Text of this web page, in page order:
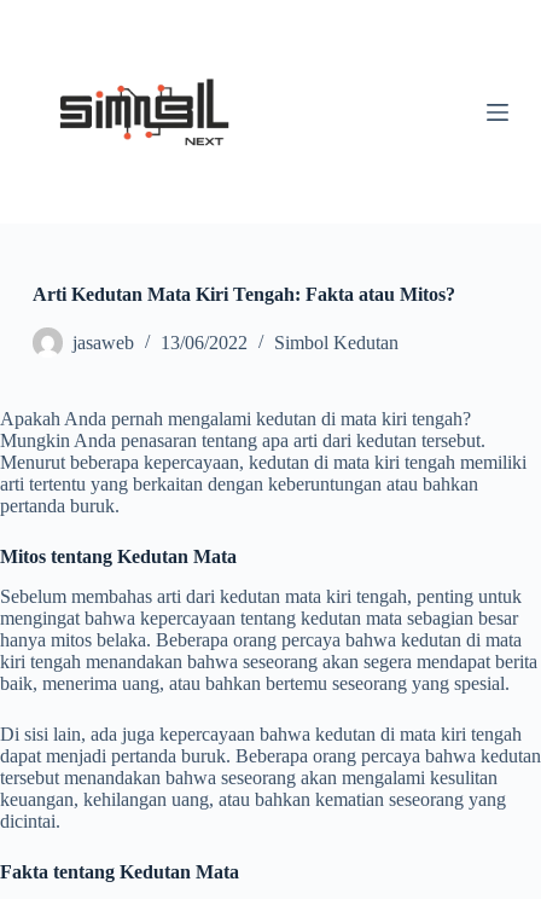
Arti Kedutan Mata Kiri Tengah: Fakta atau Mitos?
jasaweb 13/06/2022 Simbol Kedutan
Apakah Anda pernah mengalami kedutan di mata kiri tengah?
Mungkin Anda penasaran tentang apa arti dari kedutan tersebut.
Menurut beberapa kepercayaan, kedutan di mata kiri tengah memiliki
arti tertentu yang berkaitan dengan keberuntungan atau bahkan
pertanda buruk.
Mitos tentang Kedutan Mata
Sebelum membahas arti dari kedutan mata kiri tengah, penting untuk
mengingat bahwa kepercayaan tentang kedutan mata sebagian besar
hanya mitos belaka. Beberapa orang percaya bahwa kedutan di mata
kiri tengah menandakan bahwa seseorang akan segera mendapat berita
baik, menerima uang, atau bahkan bertemu seseorang yang spesial.
Di sisi lain, ada juga kepercayaan bahwa kedutan di mata kiri tengah
dapat menjadi pertanda buruk. Beberapa orang percaya bahwa kedutan
tersebut menandakan bahwa seseorang akan mengalami kesulitan
keuangan, kehilangan uang, atau bahkan kematian seseorang yang
dicintai.
Fakta tentang Kedutan Mata